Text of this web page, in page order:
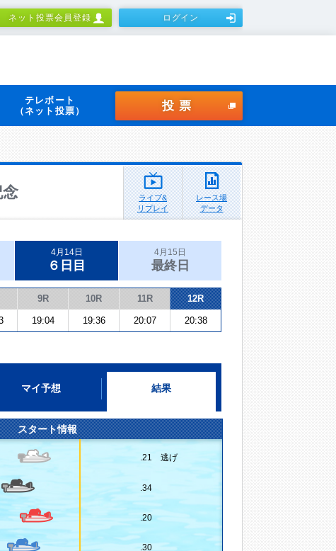
ネット投票会員登録 ログイン
テレボート
（ネット投票）
投票
ライブ&
リプレイ
レース場
データ
4月14日
６日目
4月15日
最終日
9R 10R 11R 12R
19:04 19:36 20:07 20:38
マイ予想 結果
スタート情報
.21 逃げ
.34
.20
.30